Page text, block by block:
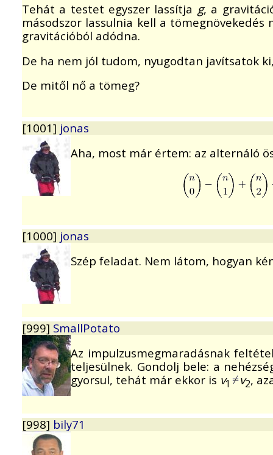
Tehát a testet egyszer lassítja g, a
másodszor lassulnia kell a
gravitációból adódna.
De ha nem jól tudom, nyugodtan javítsatok
De mitől nő a tömeg?
[1001] jonas
Aha, most már értem: az alternáló
[1000] jonas
Szép feladat. Nem látom, hogyan
[999] SmallPotato
Az impulzusmegmaradásnak
teljesülnek. Gondolj bele: a
gyorsul, tehát már ekkor is v1 v2,
[998] bily71